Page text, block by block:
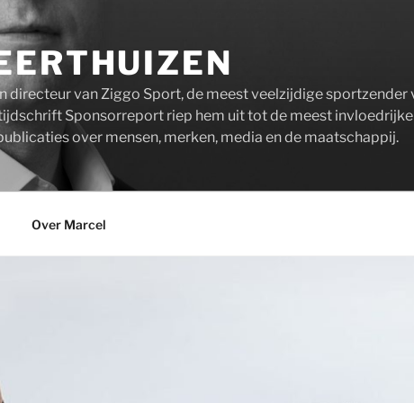
directeur van Ziggo Sport, de meest veelzijdige sportzender
Sponsorreport riep hem uit tot de meest
over mensen, merken, media en de maatschappij.
Over Marcel